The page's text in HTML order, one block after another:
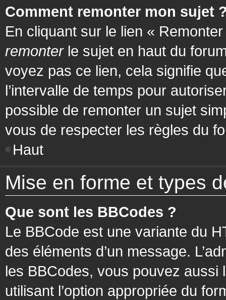
Comment remonter mon sujet
En cliquant sur le lien «
remonterle sujet en haut du
voyez pas ce lien, cela signifie
l’intervalle de temps pour
possible de remonter un sujet
vous de respecter les règles du
Haut
Mise en forme et types
Que sont les BBCodes ?
Le BBCode est une variante du
des éléments d’un message.
les BBCodes, vous pouvez
utilisant l’option appropriée du